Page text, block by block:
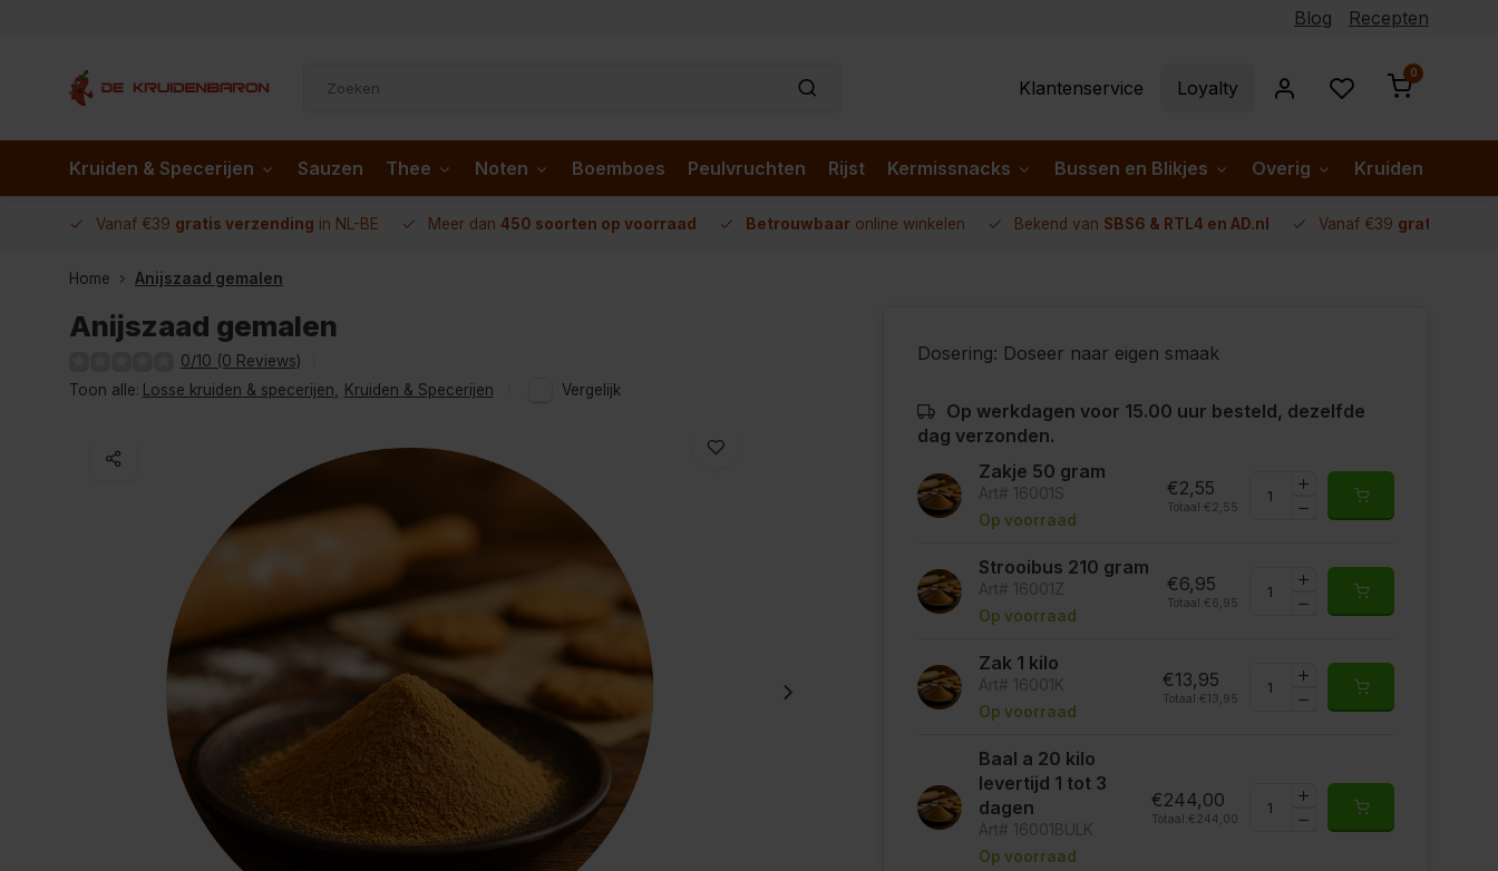
Blog Recepten
Klantenservice Loyalty
0
Kruiden & Specerijen Sauzen Thee Noten Boemboes Peulvruchten Rijst Kermissnacks Bussen en Blikjes Overig Kruiden per
Vanaf €39 gratis verzending in NL-BE Meer dan 450 soorten op voorraad Betrouwbaar online winkelen Bekend van SBS6 & RTL4 en AD.nl Vanaf €39 gratis
Home Anijszaad gemalen
Anijszaad gemalen
0/10 (0 Reviews)
Toon alle: Losse kruiden & specerijen Kruiden & Specerijen Vergelijk
Dosering: Doseer naar eigen smaak
Op werkdagen voor 15.00 uur besteld, dezelfde
dag verzonden.
Zakje 50 gram
Art# 16001S
Op voorraad
€2,55
Totaal: €2,55
Strooibus 210 gram
Art# 16001Z
Op voorraad
€6,95
Totaal: €6,95
Zak 1 kilo
Art# 16001K
Op voorraad
€13,95
Totaal: €13,95
Baal a 20 kilo
levertijd 1 tot 3
dagen
Art# 16001BULK
Op voorraad
€244,00
Totaal: €244,00